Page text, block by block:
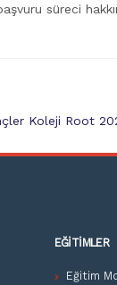
süreci
Koleji Root
EĞITIMLER
Eğitim